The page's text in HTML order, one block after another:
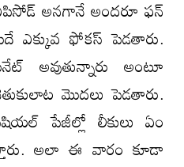
అనగానే అందరూ ఫన్
ఎక్కువ ఫోకస్ పెడతారు.
అవుతున్నారు అంటూ
మొదలు పెడతారు.
పేజీల్లో లీకులు ఏం
అలా ఈ వారం కూడా